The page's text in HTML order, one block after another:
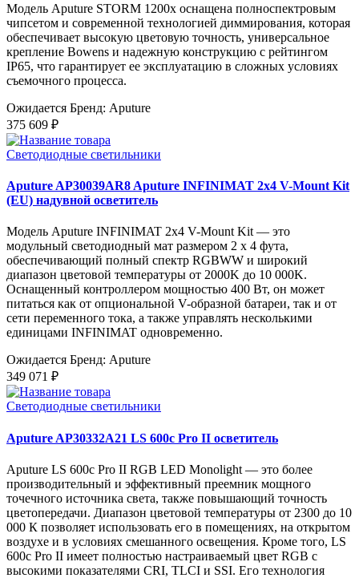
Модель Aputure STORM 1200x оснащена полноспектровым
чипсетом и современной технологией диммирования, которая
обеспечивает высокую цветовую точность, универсальное
крепление Bowens и надежную конструкцию с рейтингом
IP65, что гарантирует ее эксплуатацию в сложных условиях
съемочного процесса.
Ожидается Бренд: Aputure
375 609 ₽
Светодиодные светильники
Aputure AP30039AR8 Aputure INFINIMAT 2x4 V-Mount Kit
(EU) надувной осветитель
Модель Aputure INFINIMAT 2x4 V-Mount Kit — это
модульный светодиодный мат размером 2 x 4 фута,
обеспечивающий полный спектр RGBWW и широкий
диапазон цветовой температуры от 2000K до 10 000K.
Оснащенный контроллером мощностью 400 Вт, он может
питаться как от опциональной V-образной батареи, так и от
сети переменного тока, а также управлять несколькими
единицами INFINIMAT одновременно.
Ожидается Бренд: Aputure
349 071 ₽
Светодиодные светильники
Aputure AP30332A21 LS 600c Pro II осветитель
Aputure LS 600c Pro II RGB LED Monolight — это более
производительный и эффективный преемник мощного
точечного источника света, также повышающий точность
цветопередачи. Диапазон цветовой температуры от 2300 до 10
000 К позволяет использовать его в помещениях, на открытом
воздухе и в условиях смешанного освещения. Кроме того, LS
600c Pro II имеет полностью настраиваемый цвет RGB с
высокими показателями CRI, TLCI и SSI. Его технология